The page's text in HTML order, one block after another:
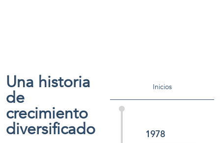
Inicios
1978
Una historia
de
crecimiento
diversificado